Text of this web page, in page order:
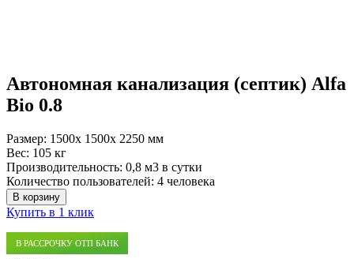
Автономная канализация (септик) Alfa
Bio 0.8
Размер: 1500x 1500x 2250 мм
Вес: 105 кг
Производительность: 0,8 м3 в сутки
Количество пользователей: 4 человека
В корзину
Купить в 1 клик
В РАССРОЧКУ ОТП БАНК